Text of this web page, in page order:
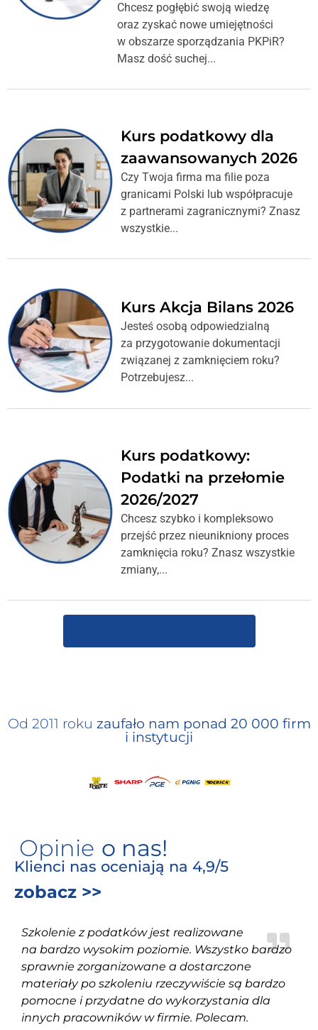
Chcesz pogłębić swoją wiedzę
oraz zyskać nowe umiejętności
w obszarze sporządzania PKPiR?
Masz dość suchej...
Kurs podatkowy dla
zaawansowanych 2026
Czy Twoja firma ma filie poza
granicami Polski lub współpracuje
z partnerami zagranicznymi? Znasz
wszystkie...
Kurs Akcja Bilans 2026
Jesteś osobą odpowiedzialną
za przygotowanie dokumentacji
związanej z zamknięciem roku?
Potrzebujesz...
Kurs podatkowy:
Podatki na przełomie
2026/2027
Chcesz szybko i kompleksowo
przejść przez nieunikniony proces
zamknięcia roku? Znasz wszystkie
zmiany,...
Od 2011 roku zaufało nam ponad 20 000 firm
i instytucji
Opinie o nas!
Klienci nas oceniają na 4,9/5
zobacz >>
Szkolenie z podatków jest realizowane
na bardzo wysokim poziomie. Wszystko bardzo
sprawnie zorganizowane a dostarczone
materiały po szkoleniu rzeczywiście są bardzo
pomocne i przydatne do wykorzystania dla
innych pracowników w firmie. Polecam.